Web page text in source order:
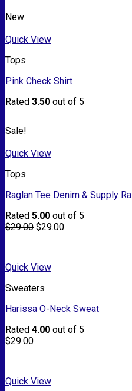
New
Quick View
Tops
Pink Check Shirt
Rated 3.50 out of 5
Sale!
Quick View
Tops
Raglan Tee Denim & Supply
Rated 5.00 out of 5
$29.00 $29.00
Quick View
Sweaters
Harissa O-Neck Sweat
Rated 4.00 out of 5
$29.00
Quick View